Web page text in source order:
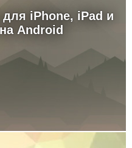
iPhone, iPad и
Android